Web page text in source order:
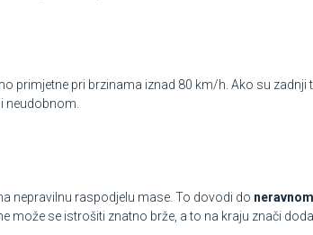
primjetne pri brzinama iznad 80 km/h. Ako su zadnji
neudobnom.
nepravilnu raspodjelu mase. To dovodi do
može se istrošiti znatno brže, a to na kraju znači